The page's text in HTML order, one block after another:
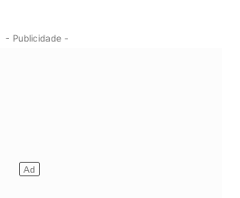
- Publicidade -